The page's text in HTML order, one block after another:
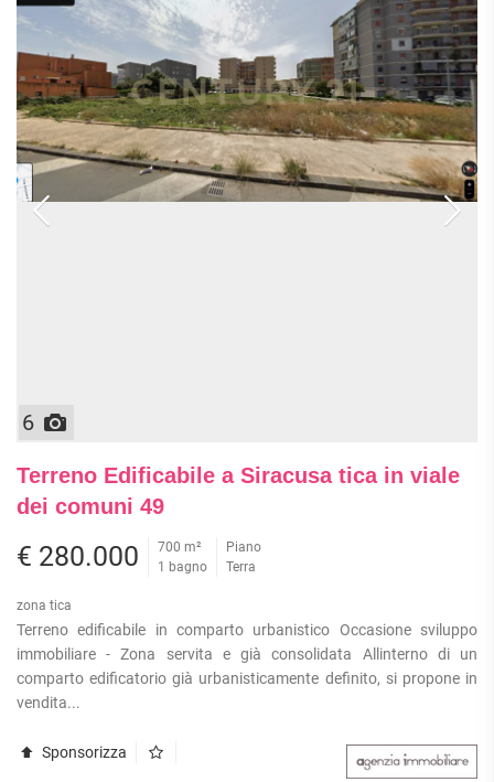
6
Terreno Edificabile a Siracusa tica in viale
dei comuni 49
€ 280.000
700 m²
1 bagno
Piano
Terra
zona tica
Terreno edificabile in comparto urbanistico Occasione sviluppo
immobiliare - Zona servita e già consolidata Allinterno di un
comparto edificatorio già urbanisticamente definito, si propone in
vendita...
Sponsorizza